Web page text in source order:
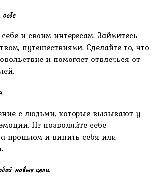
и своим интересам. Займитесь
путешествиями. Сделайте то, что
и помогает отвлечься от
с людьми, которые вызывают у
Не позволяйте себе
прошлом и винить себя или
новые цели